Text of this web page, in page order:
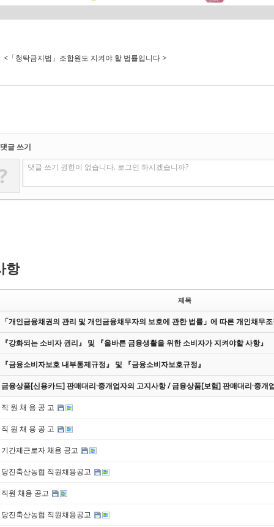
<「청탁금지법」조합원도 지켜야 할 법률입니다 >
댓글 쓰기
댓글 쓰기 권한이 없습니다. 로그인 하시겠습니까?
항
제목
「개인금융채권의 관리 및 개인금융채무자의 보호에 관한 법률」에 따른 개인채무
『강화되는 소비자 권리』 및 『올바른 금융생활을 위한 소비자가 지켜야할 사항』
『금융소비자보호 내부통제규정』 및 『금융소비자보호규정』
금융상품[신용카드] 판매대리·중개업자의 고지사항 / 금융상품[보험] 판매대리·중개
직 원 채 용 공 고
직 원 채 용 공 고
기간제근로자 채용 공고
당진축산농협 직원채용공고
직원 채용 공고
당진축산농협 직원채용공고